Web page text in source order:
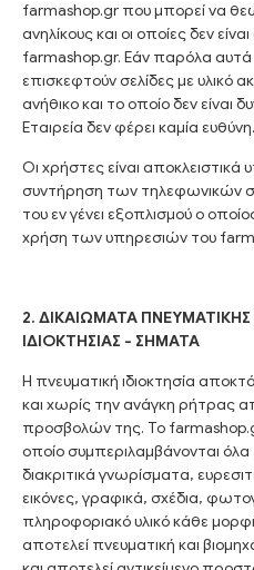
farmashop.gr που μπορεί να
ανηλίκους και οι οποίες δεν
farmashop.gr. Εάν παρόλα αυτά
επισκεφτούν σελίδες με υλικό
ανήθικο και το οποίο δεν είναι
Εταιρεία δεν φέρει καμία ευθύνη.
Οι χρήστες είναι αποκλειστικά
συντήρηση των τηλεφωνικών
του εν γένει εξοπλισμού ο
χρήση των υπηρεσιών του
2. ΔΙΚΑΙΩΜΑΤΑ
ΙΔΙΟΚΤΗΣΙΑΣ - ΣΗΜΑΤΑ
Η πνευματική ιδιοκτησία
και χωρίς την ανάγκη ρήτρας
προσβολών της. To
οποίο συμπεριλαμβάνονται
διακριτικά γνωρίσματα,
εικόνες, γραφικά, σχέδια,
πληροφοριακό υλικό κάθε
αποτελεί πνευματική και